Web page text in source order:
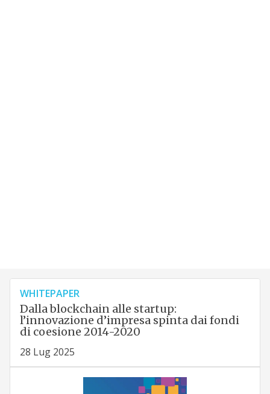
WHITEPAPER
Dalla blockchain alle startup:
l’innovazione d’impresa spinta dai fondi
di coesione 2014-2020
28 Lug 2025